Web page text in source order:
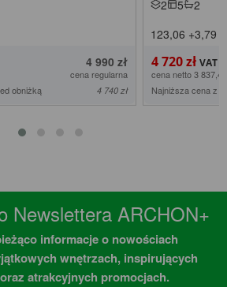
4 990 zł
cena regularna
obniżką
4 740 zł
2 5
2
123,06 +3,79
4 720 zł
cena netto 3
Najniższa cena z
Newslettera ARCHON+
informacje o nowościach
wnętrzach, inspirujących
atrakcyjnych promocjach.